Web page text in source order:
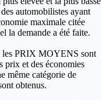
automobilistes ayant
maximale citée
la demande a été faite.
PRIX MOYENS sont
prix et des économies
même catégorie de
obtenus.